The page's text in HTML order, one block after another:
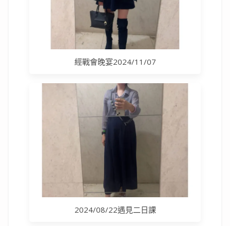
經戰會晚宴2024/11/07
2024/08/22遇見二日課